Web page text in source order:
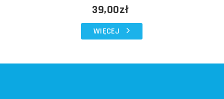
39,00zł
WIĘCEJ